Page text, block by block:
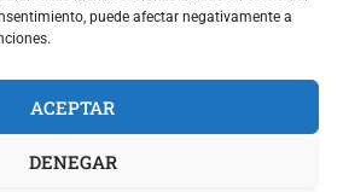
puede afectar negativamente a
ACEPTAR
DENEGAR